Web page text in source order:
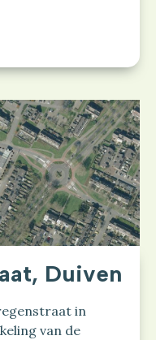
Duiven
in
van de